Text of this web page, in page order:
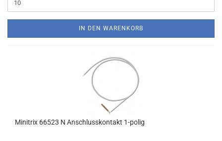
IN DEN WARENKORB
Minitrix 66523 N Anschlusskontakt 1-polig